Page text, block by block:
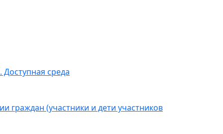
среда
граждан (участники и дети участников